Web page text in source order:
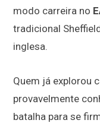
modo carreira no
tradicional
inglesa.
Quem já explorou
provavelmente
batalha para se